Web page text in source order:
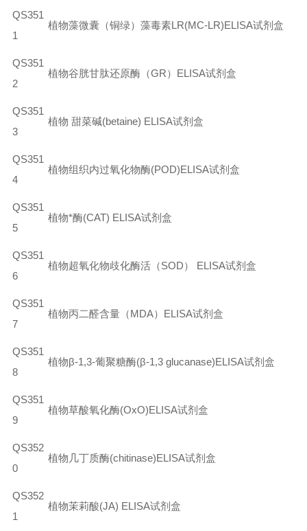
QS351
1
植物藻微囊（铜绿）藻毒素LR(MC-LR)ELISA试剂盒
QS351
2
植物谷胱甘肽还原酶（GR）ELISA试剂盒
QS351
3
植物 甜菜碱(betaine) ELISA试剂盒
QS351
4
植物组织内过氧化物酶(POD)ELISA试剂盒
QS351
5
植物*酶(CAT) ELISA试剂盒
QS351
6
植物超氧化物歧化酶活（SOD） ELISA试剂盒
QS351
7
植物丙二醛含量（MDA） ELISA试剂盒
QS351
8
植物β-1,3-葡聚糖酶(β-1,3 glucanase)ELISA试剂盒
QS351
9
植物草酸氧化酶(OxO)ELISA试剂盒
QS352
0
植物几丁质酶(chitinase)ELISA试剂盒
QS352
1
植物茉莉酸(JA) ELISA试剂盒